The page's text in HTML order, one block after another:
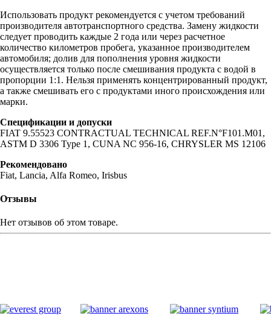
Использовать продукт рекомендуется с учетом требований
производителя автотранспортного средства. Замену жидкости
следует проводить каждые 2 года или через расчетное
количество километров пробега, указанное производителем
автомобиля; долив для пополнения уровня жидкости
осуществляется только после смешивания продукта с водой в
пропорции 1:1. Нельзя применять концентрированный продукт,
а также смешивать его с продуктами иного происхождения или
марки.
Спецификации и допуски
FIAT 9.55523 CONTRACTUAL TECHNICAL REF.N°F101.M01,
ASTM D 3306 Type 1, CUNA NC 956-16, CHRYSLER MS 12106
Рекомендовано
Fiat, Lancia, Alfa Romeo, Irisbus
Отзывы
Нет отзывов об этом товаре.